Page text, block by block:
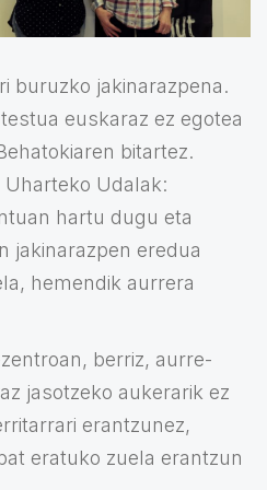
buruzko jakinarazpena.
euskaraz ez egotea
bitartez.
Udalak:
hartu dugu eta
jakinarazpen eredua
hemendik aurrera
berriz, aurre-
jasotzeko aukerarik ez
erantzunez,
eratuko zuela erantzun